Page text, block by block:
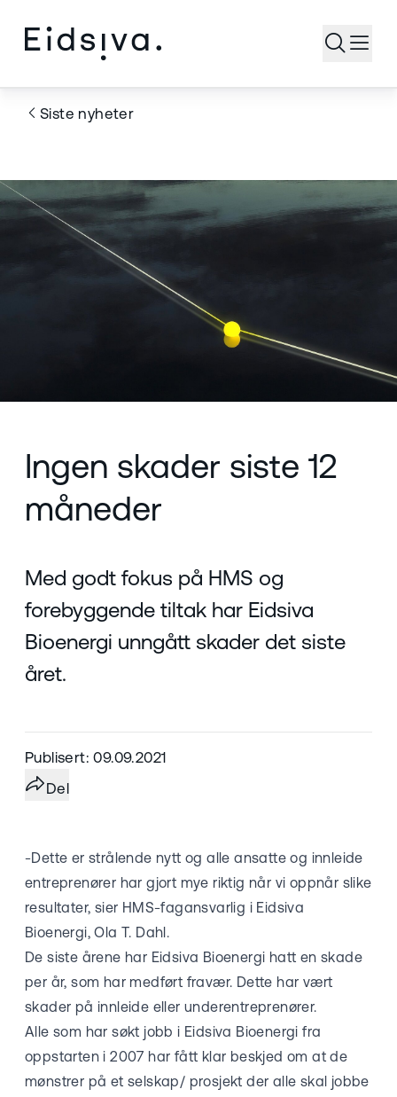
Åpne
Siste nyheter
Ingen skader siste 12
måneder
Med godt fokus på HMS og
forebyggende tiltak har Eidsiva
Bioenergi unngått skader det siste
året.
Publisert: 09.09.2021
Del
-Dette er strålende nytt og alle ansatte og innleide
entreprenører har gjort mye riktig når vi oppnår slike
resultater, sier HMS-fagansvarlig i Eidsiva
Bioenergi, Ola T. Dahl.​​​​​​​
De siste årene har Eidsiva Bioenergi hatt en skade
per år, som har medført fravær. Dette har vært
skader på innleide eller underentreprenører.
Alle som har søkt jobb i Eidsiva Bioenergi fra
oppstarten i 2007 har fått klar beskjed om at de
mønstrer på et selskap/ prosjekt der alle skal jobbe